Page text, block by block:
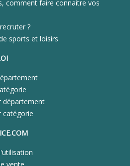
comment faire connaitre vos
?
sports et loisirs
département
catégorie